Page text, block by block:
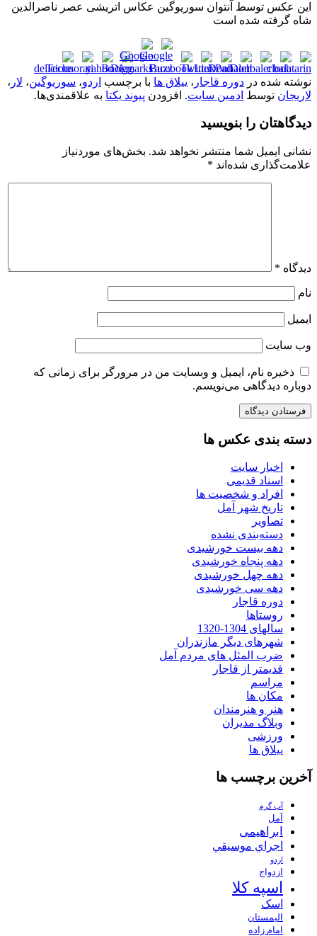
این عکس توسط آنتوان سوریوگین عکاس اتریشی عصر ناصرالدین
شاه گرفته شده است
نوشته شده در دوره قاجار ، ییلاق ها با برچسب اردو، سوریوگین، لار ،
لاریجان توسط ادمین سایت. افزودن پیوند یکتا به علاقمندی‌ها.
دیدگاهتان را بنویسید
نشانی ایمیل شما منتشر نخواهد شد. بخش‌های موردنیاز
علامت‌گذاری شده‌اند *
دیدگاه *
نام
ایمیل
وب‌ سایت
ذخیره نام، ایمیل و وبسایت من در مرورگر برای زمانی که
دوباره دیدگاهی می‌نویسم.
دسته بندی عکس ها
اخبار سایت
اسناد قدیمی
افراد و شخصیت ها
تاریخ شهر آمل
تصاویر
دسته‌بندی نشده
دهه بیست خورشیدی
دهه پنجاه خورشیدی
دهه چهل خورشیدی
دهه سی خورشیدی
دوره قاجار
روستاها
سالهای 1304-1320
شهرهای دیگر مازندران
ضرب المثل های مردم آمل
قدیمتر از قاجار
مراسم
مکان ها
هنر و هنرمندان
وبلاگ مدیران
ورزشی
ییلاق ها
آخرین برچسب ها
آب گرم
آمل
ابراهیمی
اجراي موسيقي
اردو
ازدواج
اسپه کلا
اسک
الیمستان
امام زاده